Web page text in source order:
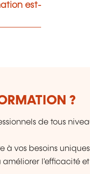
est-
?
de tous
à vos besoins
améliorer l'efficacité